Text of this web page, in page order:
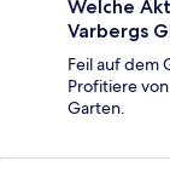
Welche
Varbergs
Feil auf dem
Profitiere
Garten.